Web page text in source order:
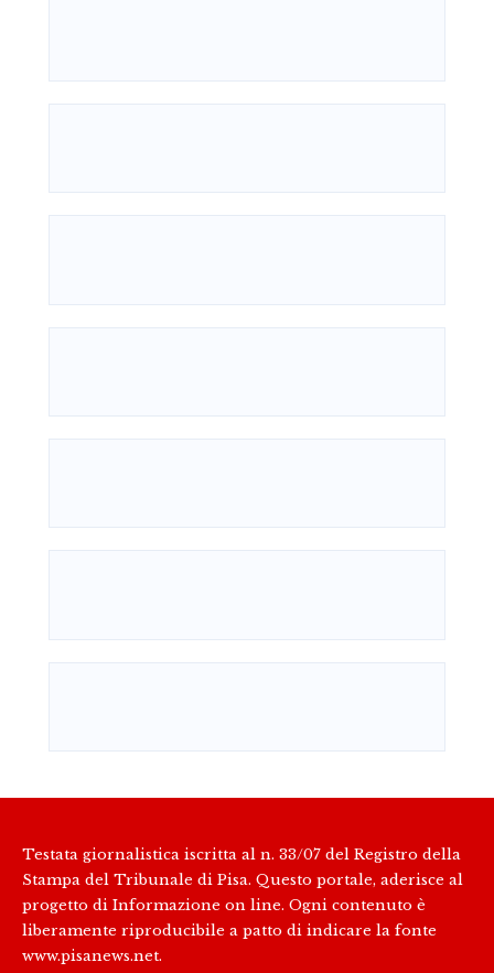
Testata giornalistica iscritta al n. 33/07 del Registro della
Stampa del Tribunale di Pisa. Questo portale, aderisce al
progetto di Informazione on line. Ogni contenuto è
liberamente riproducibile a patto di indicare la fonte
www.pisanews.net.